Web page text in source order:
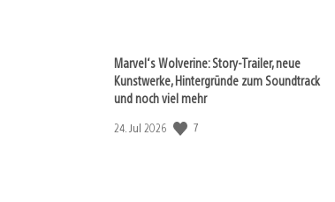
Marvel‘s Wolverine: Story-Trailer, neue
Kunstwerke, Hintergründe zum Soundtrack
und noch viel mehr
Veröffentlichungsdatum:
24. Jul 2026 7